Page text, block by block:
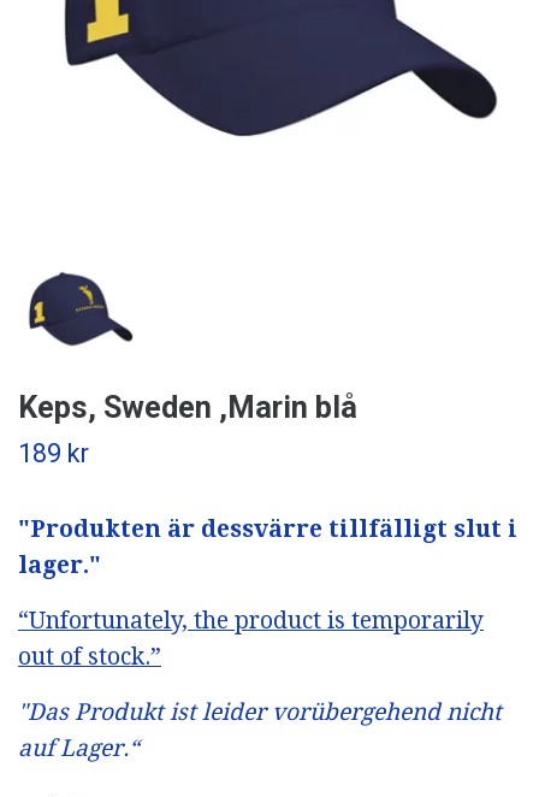
Keps, Sweden ,Marin blå
189 kr
"Produkten är dessvärre tillfälligt slut i
lager."
“Unfortunately, the product is temporarily
out of stock.”
"Das Produkt ist leider vorübergehend nicht
auf Lager.“